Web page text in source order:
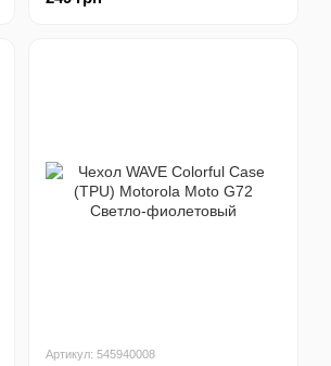
Артикул: 545940008